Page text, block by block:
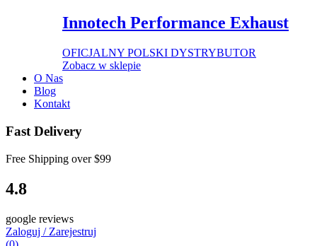
Innotech Performance Exhaust
OFICJALNY POLSKI DYSTRYBUTOR
Zobacz w sklepie
O Nas
Blog
Kontakt
Fast Delivery
Free Shipping over$99
4.8
google reviews
Zaloguj / Zarejestruj